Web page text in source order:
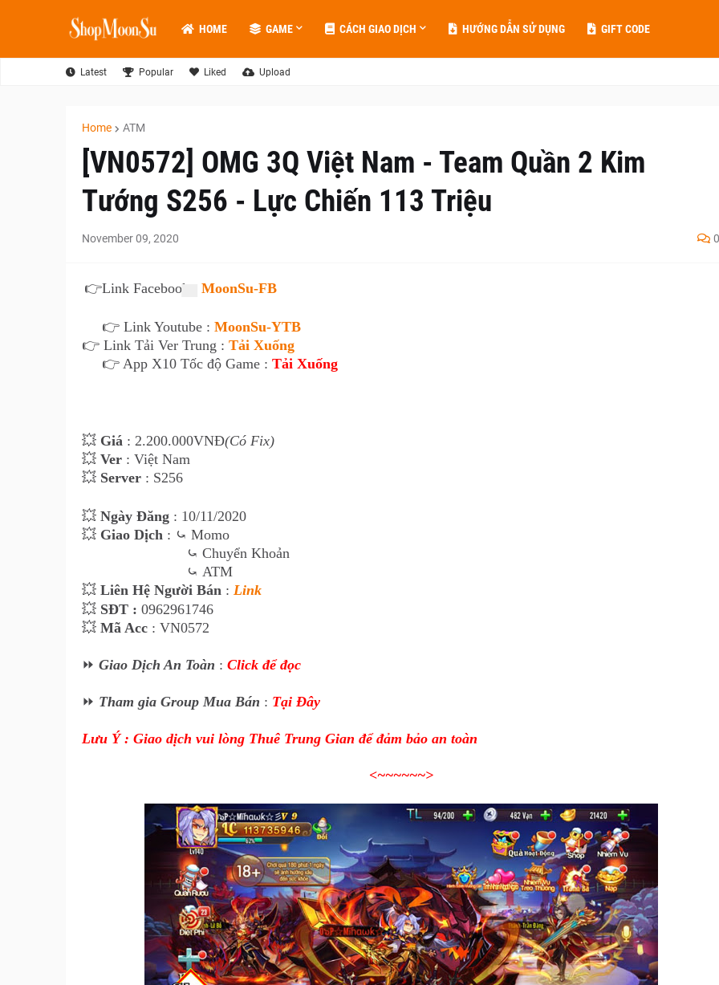
HOME GAME CÁCH GIAO DỊCH HƯỚNG DẪN SỬ DỤNG GIFT CODE
Latest Popular Liked Upload
Home ATM
[VN0572] OMG 3Q Việt Nam - Team Quần 2 Kim
Tướng S256 - Lực Chiến 113 Triệu
November 09, 2020 0
👉Link Facebook : MoonSu-FB
👉 Link Youtube : MoonSu-YTB
👉 Link Tải Ver Trung : Tải Xuống
👉 App X10 Tốc độ Game : Tải Xuống
💥 Giá : 2.200.000VNĐ(Có Fix)
💥 Ver : Việt Nam
💥 Server : S256
💥 Ngày Đăng : 10/11/2020
💥 Giao Dịch : ⤿ Momo
⤿ Chuyển Khoản
⤿ ATM
💥 Liên Hệ Người Bán : Link
💥 SĐT : 0962961746
💥 Mã Acc : VN0572
⏩ Giao Dịch An Toàn : Click để đọc
⏩ Tham gia Group Mua Bán : Tại Đây
Lưu Ý : Giao dịch vui lòng Thuê Trung Gian để đảm bảo an toàn
<~~~~~~>